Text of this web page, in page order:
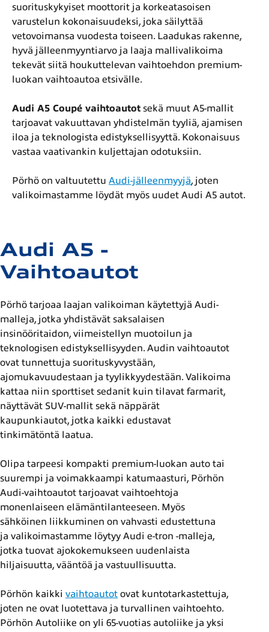
Audi A5 -
Vaihtoautot
Pörhö tarjoaa laajan valikoiman käytettyjä Audi-
malleja, jotka yhdistävät saksalaisen
insinööritaidon, viimeistellyn muotoilun ja
teknologisen edistyksellisyyden. Audin vaihtoautot
ovat tunnettuja suorituskyvystään,
ajomukavuudestaan ja tyylikkyydestään. Valikoima
kattaa niin sporttiset sedanit kuin tilavat farmarit,
näyttävät SUV-mallit sekä näppärät
kaupunkiautot, jotka kaikki edustavat
tinkimätöntä laatua.
Olipa tarpeesi kompakti premium-luokan auto tai
suurempi ja voimakkaampi katumaasturi, Pörhön
Audi-vaihtoautot tarjoavat vaihtoehtoja
monenlaiseen elämäntilanteeseen. Myös
sähköinen liikkuminen on vahvasti edustettuna
ja valikoimastamme löytyy Audi e-tron -malleja,
jotka tuovat ajokokemukseen uudenlaista
hiljaisuutta, vääntöä ja vastuullisuutta.
Pörhön kaikki vaihtoautot ovat kuntotarkastettuja,
joten ne ovat luotettava ja turvallinen vaihtoehto.
Pörhön Autoliike on yli 65-vuotias autoliike ja yksi
suorituskykyiset moottorit ja korkeatasoisen
varustelun kokonaisuudeksi, joka säilyttää
vetovoimansa vuodesta toiseen. Laadukas rakenne,
hyvä jälleenmyyntiarvo ja laaja mallivalikoima
tekevät siitä houkuttelevan vaihtoehdon premium-
luokan vaihtoautoa etsivälle.
Audi A5 Coupé vaihtoautot sekä muut A5-mallit
tarjoavat vakuuttavan yhdistelmän tyyliä, ajamisen
iloa ja teknologista edistyksellisyyttä. Kokonaisuus
vastaa vaativankin kuljettajan odotuksiin.
Pörhö on valtuutettu Audi-jälleenmyyjä, joten
valikoimastamme löydät myös uudet Audi A5 autot.